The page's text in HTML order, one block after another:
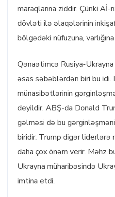
maraqlarına ziddir. Çünki
dövləti ilə əlaqələrinin
bölgədəki nüfuzuna,
Qənaətimcə Rusiya-Ukrayna
əsas səbəblərdən biri bu idi.
münasibətlərinin
deyildir. ABŞ-da Donald
gəlməsi də bu
biridir. Trump digər liderlərə
daha çox önəm verir. Məhz
Ukrayna müharibəsində
imtina etdi.